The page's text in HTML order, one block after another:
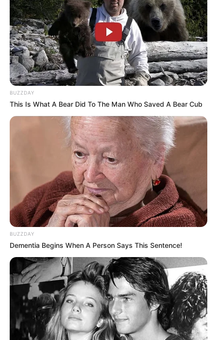
um tecido ou de um papel que funciona como
fundo.
Fitas (de organza, de cetim, de tecido) – As fitas
podem ser utilizadas para enfeitar o trabalho ou
até mesmo para fazer a costura da
Encadernação.
Apliques e letras em MDF – Essas peças são ideias
para serem coladas nas capas de álbuns e
cadernos de assinaturas. Elas podem ser em
formato de moldura para nome ou mesmo ser as
iniciais dos noivos ou do aniversariante.
BUZZDAY
This Is What A Bear Did To The Man Who Saved A Bear Cub
BUZZDAY
Dementia Begins When A Person Says This Sentence!